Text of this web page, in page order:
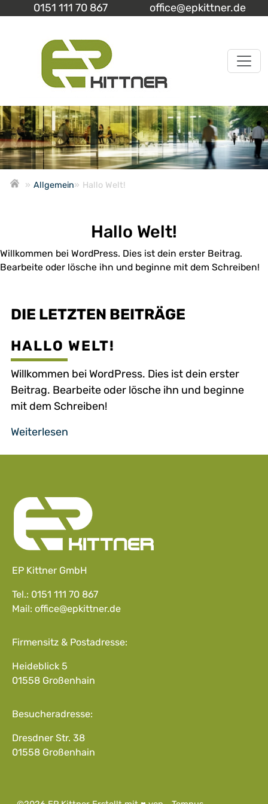
0151 111 70 867 office@epkittner.de
» Allgemein» Hallo Welt!
Hallo Welt!
Willkommen bei WordPress. Dies ist dein erster Beitrag.
Bearbeite oder lösche ihn und beginne mit dem Schreiben!
DIE LETZTEN BEITRÄGE
HALLO WELT!
Willkommen bei WordPress. Dies ist dein erster
Beitrag. Bearbeite oder lösche ihn und beginne
mit dem Schreiben!
Weiterlesen
EP Kittner GmbH
Tel.: 0151 111 70 867
Mail: office@epkittner.de
Firmensitz & Postadresse:
Heideblick 5
01558 Großenhain
Besucheradresse:
Dresdner Str. 38
01558 Großenhain